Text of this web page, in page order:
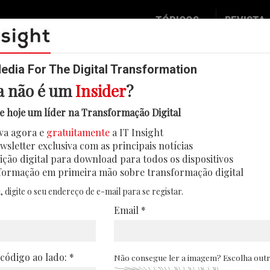
TÓPICOS
Digital
IT Strategy
Operação
Podcast
REVISTA
de mulheres inventoras,
de mulheres inventoras da
patenteada continua marcado por
10/06/2026
For The Digital Transformation
não é umInsider?
hoje um líder na Transformação Digital
agora e gratuitamente a IT Insight
exclusiva com as principais notícias
digital para download para todos os dispositivos
em primeira mão sobre transformação digital
o seu endereço de e-mail para se registar.
Email *
ao lado: * Não consegue ler a imagem? Escolha